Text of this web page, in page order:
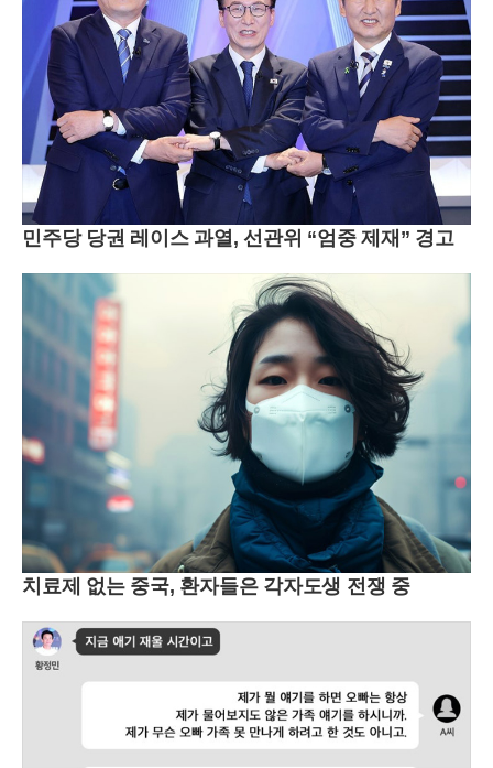
민주당 당권 레이스 과열, 선관위 “엄중 제재” 경고
치료제 없는 중국, 환자들은 각자도생 전쟁 중